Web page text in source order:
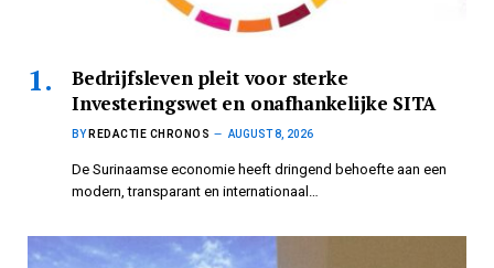
Bedrijfsleven pleit voor sterke
Investeringswet en onafhankelijke SITA
BY REDACTIE CHRONOS AUGUST 8, 2026
De Surinaamse economie heeft dringend behoefte aan een
modern, transparant en internationaal…